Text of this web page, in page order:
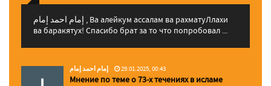
إمام احمد إمام , Ва алейкум ассалам ва рахматуЛлахи
ва баракятух! Спасибо брат за то что попробовал ...
إمام احمد إمام 29.01.2025, 00:43
Мнение по теме о 73-х течениях в исламе